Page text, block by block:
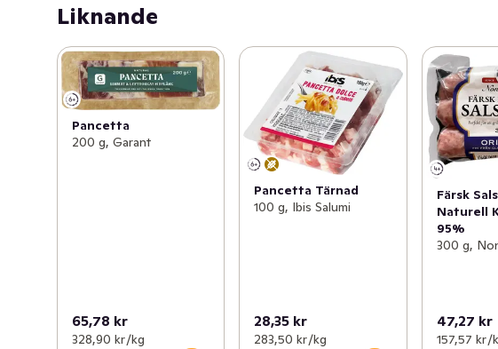
Liknande
Pancetta
200 g, Garant
65,78 kr
328,90 kr /kg
Pancetta Tärnad
100 g, Ibis Salumi
28,35 kr
283,50 kr /kg
Färsk
Naturell
95%
300 g,
47,27 kr
157,57 kr /